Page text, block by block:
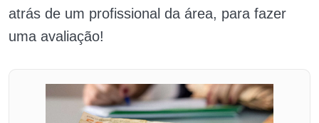
atrás de um profissional da área, para fazer
uma avaliação!